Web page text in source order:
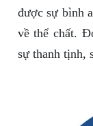
được sự bình
về thể chất.
sự thanh tịnh,